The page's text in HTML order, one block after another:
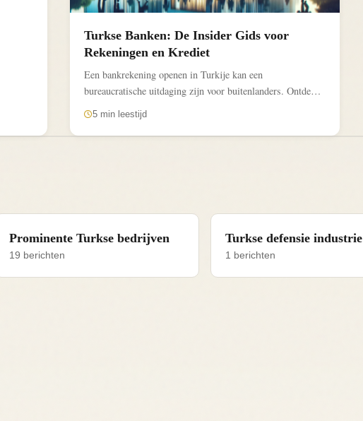
Turkse Banken: De Insider Gids voor
Rekeningen en Krediet
Een bankrekening openen in Turkije kan een
bureaucratische uitdaging zijn voor buitenlanders. Ontdek
in deze gids hoe u...
5 min leestijd
Prominente Turkse bedrijven
19 berichten
Turkse defensie industrie
1 berichten